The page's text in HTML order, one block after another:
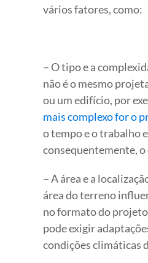
vários fatores, como:
– O tipo e a
não é o mesmo
ou um edifício, por
mais complexo for o
o tempo e o trabalho
consequentemente, o
– A área e a
área do terreno
no formato do
pode exigir
condições climáticas